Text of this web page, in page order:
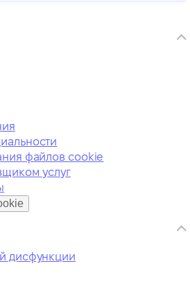
файлов cookie
услуг
дисфункции